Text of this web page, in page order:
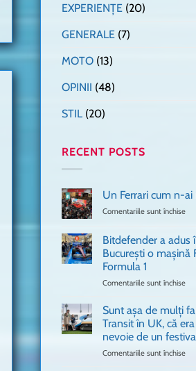
EXPERIENȚE (20)
GENERALE (7)
MOTO (13)
OPINII (48)
STIL (20)
RECENT POSTS
Un Ferrari cum n-
Comentariile sunt închise
n-
Bitdefender a adus
București o mașină
Formula 1
Comentariile sunt închise
a
adus
în
Sunt așa de mulți
Transit în UK, că
nevoie de un
Comentariile sunt închise